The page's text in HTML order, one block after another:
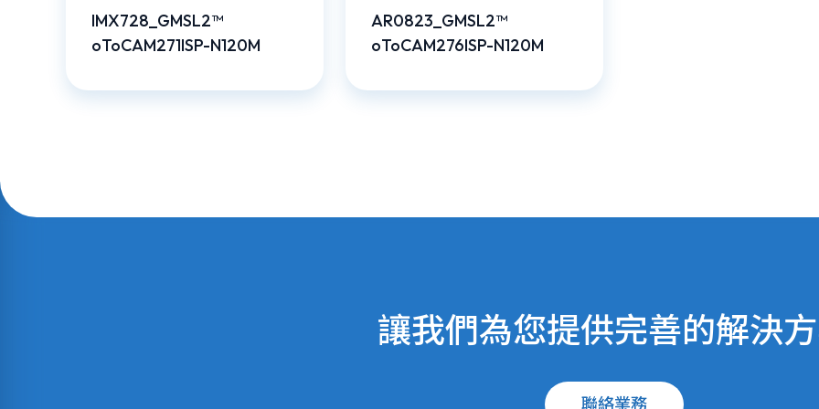
IMX728_GMSL2™
oToCAM271ISP-N120M
AR0823_GMSL2™
oToCAM276ISP-N120M
讓我們為您提供完善的解決
聯絡業務